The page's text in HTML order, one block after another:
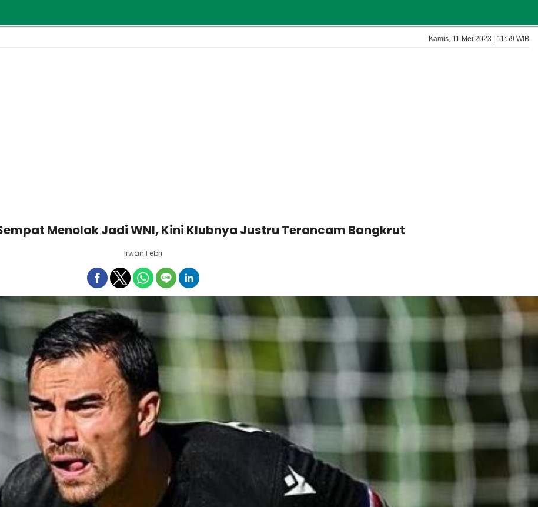
Kamis, 11 Mei 2023 | 11:59 WIB
Menolak Jadi WNI, Kini Klubnya Justru Terancam Bangkrut
Irwan Febri